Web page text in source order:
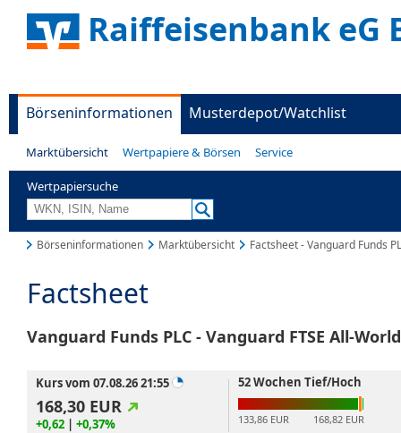
Raiffeisenbank eG
Börseninformationen Musterdepot/Watchlist
Marktübersicht Wertpapiere & Börsen Service
Wertpapiersuche
Börseninformationen Marktübersicht Factsheet - Vanguard Funds
Factsheet
Vanguard Funds PLC - Vanguard FTSE All-
Kurs vom 07.08.26 21:55
168,30 EUR
+0,62 | +0,37%
52 Wochen Tief/Hoch
133,86 EUR 168,82 EUR